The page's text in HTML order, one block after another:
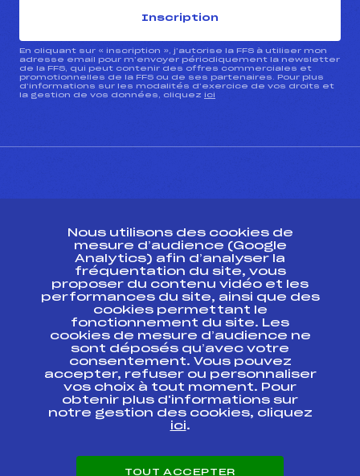
Inscription
En cliquant sur « inscription », j’autorise la FFS à utiliser mon
adresse email pour m’envoyer périodiquement la newsletter
de la FFS, qui peut contenir des offres commerciales et
promotionnelles de la FFS ou de ses partenaires. Pour plus
d’informations sur les modalités d’exercice de vos droits et
la gestion de vos données, cliquez ici
ESPACE PRESSE
Ressources
Pass’Neige
Projet sportif fédéral
Projet de performance fédéral
Antidopage
Pôle Développement, Formation, Suivi
Scientifique
Listes ministérielles
Pôle vie de l’athlète
Nous utilisons des cookies de
mesure d’audience (Google
Analytics) afin d’analyser la
fréquentation du site, vous
proposer du contenu vidéo et les
performances du site, ainsi que des
cookies permettant le
fonctionnement du site. Les
cookies de mesure d’audience ne
sont déposés qu’avec votre
consentement. Vous pouvez
accepter, refuser ou personnaliser
vos choix à tout moment. Pour
obtenir plus d'informations sur
notre gestion des cookies, cliquez
ici.
TOUT ACCEPTER